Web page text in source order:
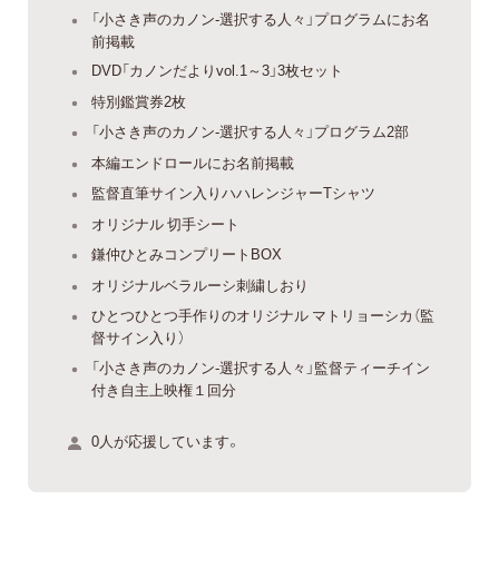
「小さき声のカノン-選択する人々」プログラムにお名
前掲載
DVD「カノンだよりvol.1～3」3枚セット
特別鑑賞券2枚
「小さき声のカノン-選択する人々」プログラム2部
本編エンドロールにお名前掲載
監督直筆サイン入りハハレンジャーTシャツ
オリジナル 切手シート
鎌仲ひとみコンプリートBOX
オリジナルベラルーシ刺繍しおり
ひとつひとつ手作りのオリジナル マトリョーシカ（監
督サイン入り）
「小さき声のカノン-選択する人々」監督ティーチイン
付き自主上映権１回分
0人が応援しています。